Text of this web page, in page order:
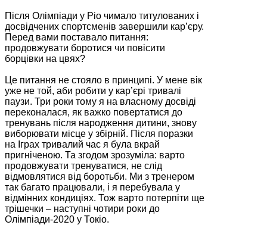
Після Олімпіади у Ріо чимало титулованих і
досвідчених спортсменів завершили кар’єру.
Перед вами поставало питання:
продовжувати боротися чи повісити
борцівки на цвях?
Це питання не стояло в принципі. У мене вік
уже не той, аби робити у кар’єрі тривалі
паузи. Три роки тому я на власному досвіді
переконалася, як важко повертатися до
тренувань після народження дитини, знову
виборювати місце у збірній. Після поразки
на Іграх тривалий час я була вкрай
пригніченою. Та згодом зрозуміла: варто
продовжувати тренуватися, не слід
відмовлятися від боротьби. Ми з тренером
так багато працювали, і я перебувала у
відмінних кондиціях. Тож варто потерпіти ще
трішечки – наступні чотири роки до
Олімпіади-2020 у Токіо.